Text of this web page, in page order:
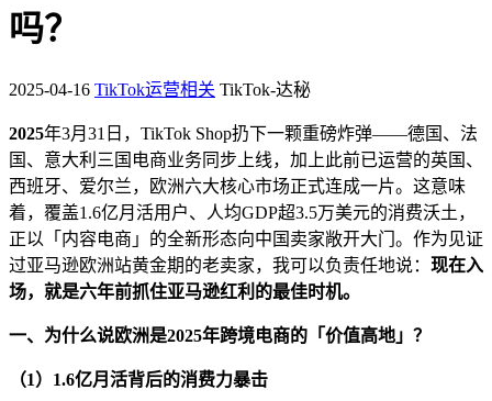
吗？
2025-04-16 TikTok运营相关 TikTok-达秘
2025年3月 31 日， TikTok Shop扔下一颗重磅炸弹——德国、法
国、意大利三国电商业务同步上线，加上此前已运营的英国、
西班牙、爱尔兰，欧洲六大核心市场正式连成一片。这意味
着，覆盖1.6亿月活用户、人均GDP超3.5万美元的消费沃土，
正以「内容电商」的全新形态向中国卖家敞开大门。作为见证
过亚马逊欧洲站黄金期的老卖家，我可以负责任地说： 现在入
场，就是六年前抓住亚马逊红利的最佳时机。
一、为什么说欧洲是2025年跨境电商的「价值高地」？
（1） 1.6亿月活背后的消费力暴击